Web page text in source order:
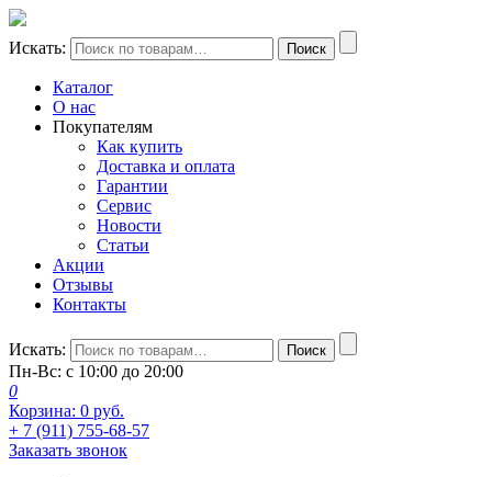
Искать: Поиск
Каталог
О нас
Покупателям
Как купить
Доставка и оплата
Гарантии
Сервис
Новости
Статьи
Акции
Отзывы
Контакты
Искать: Поиск
Пн-Вс: с 10:00 до 20:00
0
Корзина: 0 руб.
+ 7 (911) 755-68-57
Заказать звонок